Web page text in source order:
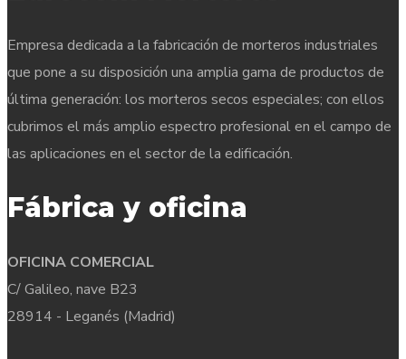
Empresa dedicada a la fabricación de morteros industriales
que pone a su disposición una amplia gama de productos de
última generación: los morteros secos especiales; con ellos
cubrimos el más amplio espectro profesional en el campo de
las aplicaciones en el sector de la edificación.
Fábrica y oficina
OFICINA COMERCIAL
C/ Galileo, nave B23
28914 - Leganés (Madrid)